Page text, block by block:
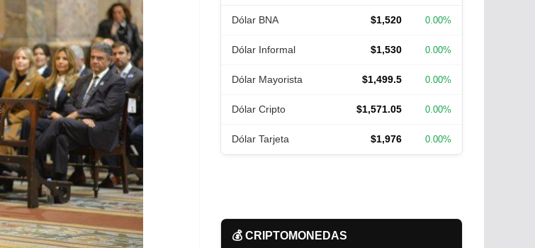
Dólar BNA $1,520 0.00%
Dólar Informal $1,530 0.00%
Dólar Mayorista $1,499.5 0.00%
Dólar Cripto $1,571.05 0.00%
Dólar Tarjeta $1,976 0.00%
💰 CRIPTOMONEDAS